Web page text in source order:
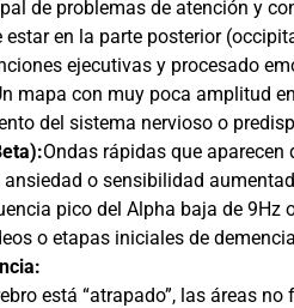
de problemas de atención y
estar en la parte posterior
ejecutivas y procesado
mapa con muy poca amplitud
del sistema nervioso o
Ondas rápidas que
ansiedad o sensibilidad
pico del Alpha baja de 9Hz
o etapas iniciales de
está “atrapado”, las áreas